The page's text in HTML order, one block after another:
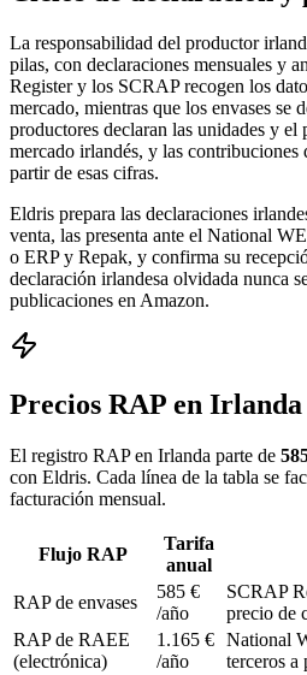
La responsabilidad del productor
pilas, con declaraciones mensuales y
Register y los SCRAP recogen los
mercado, mientras que los envases se
productores declaran las unidades y el
mercado irlandés, y las contribuciones
partir de esas cifras.
Eldris prepara las declaraciones
venta, las presenta ante el National
o ERP y Repak, y confirma su
declaración irlandesa olvidada nunca
publicaciones en Amazon.
Precios RAP en Irlanda
El registro RAP en Irlanda parte de
con Eldris. Cada línea de la tabla se
facturación mensual.
Flujo RAP
Tarifa
anual
RAP de envases
585 €
/año
SCRAP
precio de
RAP de RAEE
(electrónica)
1.165 €
/año
National
terceros a